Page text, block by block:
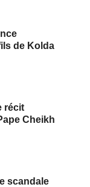
de Kolda
récit
Cheikh
scandale